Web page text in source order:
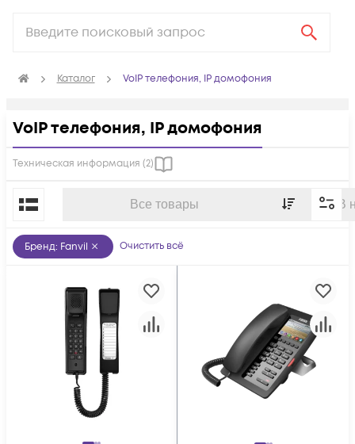
Каталог VoIP телефония, IP домофония
VoIP телефония, IP домофония
Техническая информация (2)
Все товары В
По популярности
Бренд: Fanvil Очистить всё